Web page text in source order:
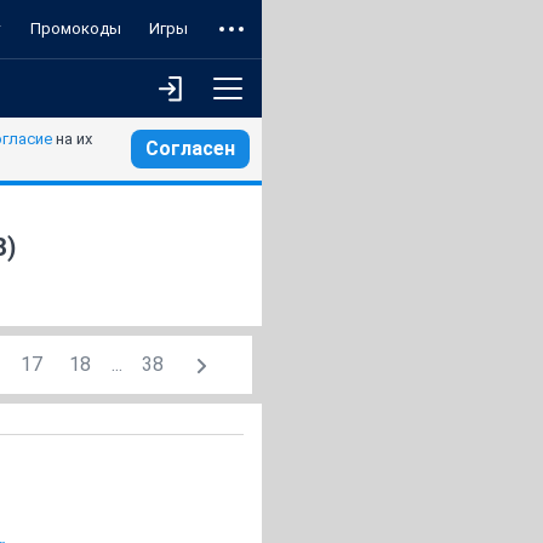
Промокоды Игры
на их Согласен
17 18 ... 38